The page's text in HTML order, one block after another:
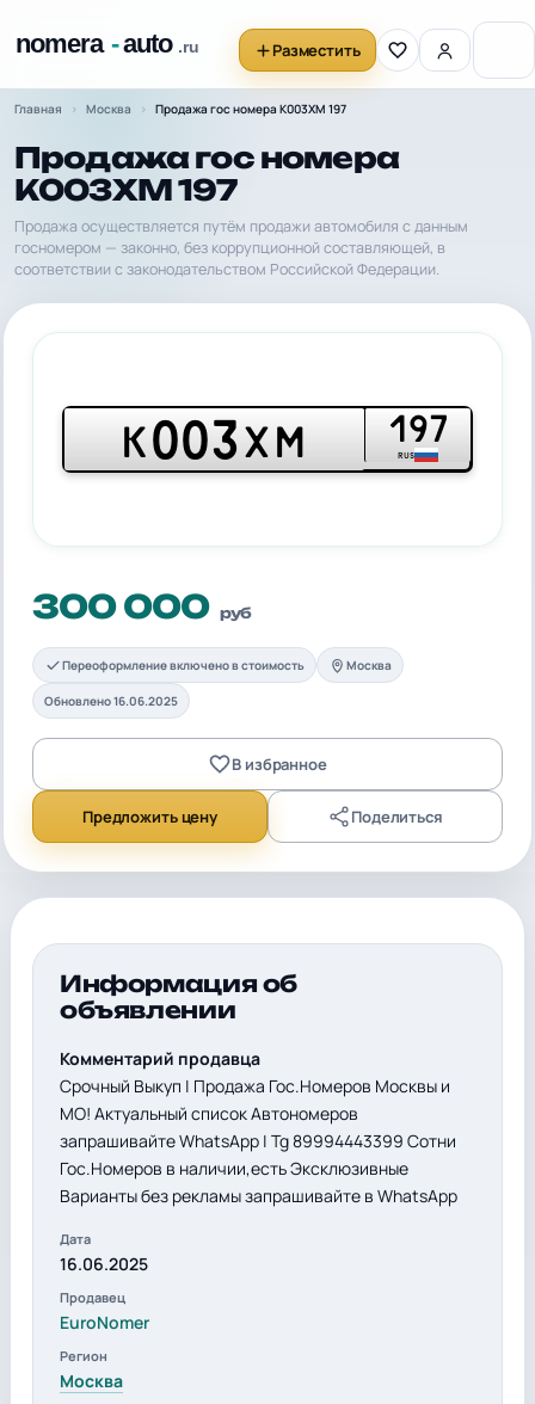
Разместить
Главная Москва Продажа гос номера К003ХМ 197
Продажа гос номера
К003ХМ 197
Продажа осуществляется путём продажи автомобиля с данным
госномером — законно, без коррупционной составляющей, в
соответствии с законодательством Российской Федерации.
К003ХМ 197
RUS
300 000 руб
Переоформление включено в стоимость Москва
Обновлено 16.06.2025
В избранное
Предложить цену Поделиться
Информация об
объявлении
Комментарий продавца
Срочный Выкуп | Продажа Гос.Номеров Москвы и
МО! Актуальный список Автономеров
запрашивайте WhatsApp | Tg 89994443399 Сотни
Гос.Номеров в наличии,есть Эксклюзивные
Варианты без рекламы запрашивайте в WhatsApp
Дата
16.06.2025
Продавец
EuroNomer
Регион
Москва